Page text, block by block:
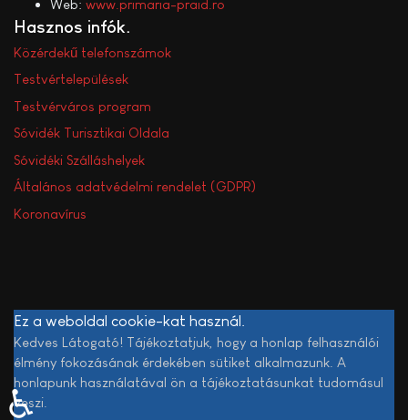
Web: www.primaria-praid.ro
Hasznos infók
Közérdekű telefonszámok
Testvértelepülések
Testvérváros program
Sóvidék Turisztikai Oldala
Sóvidéki Szálláshelyek
Általános adatvédelmi rendelet (GDPR)
Koronavírus
Ez a weboldal cookie-kat használ.
Kedves Látogató! Tájékoztatjuk, hogy a honlap felhasználói
élmény fokozásának érdekében sütiket alkalmazunk. A
honlapunk használatával ön a tájékoztatásunkat tudomásul
veszi.